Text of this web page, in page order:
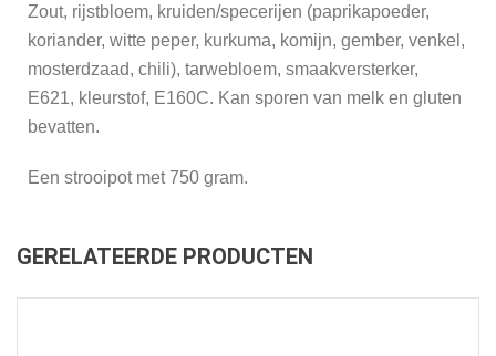
Zout, rijstbloem, kruiden/specerijen (paprikapoeder,
koriander, witte peper, kurkuma, komijn, gember, venkel,
mosterdzaad, chili), tarwebloem, smaakversterker,
E621, kleurstof, E160C. Kan sporen van melk en gluten
bevatten.
Een strooipot met 750 gram.
GERELATEERDE PRODUCTEN